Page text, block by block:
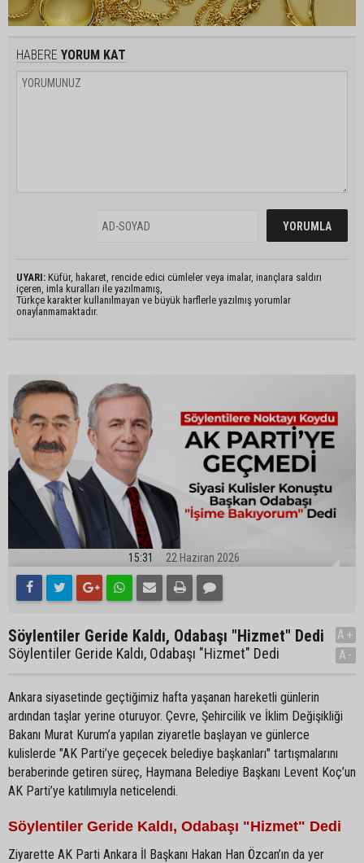
HABERE YORUM KAT
UYARI: Küfür, hakaret, rencide edici cümleler veya imalar, inançlara saldırı
içeren, imla kuralları ile yazılmamış,
Türkçe karakter kullanılmayan ve büyük harflerle yazılmış yorumlar
onaylanmamaktadır.
15:31 22 Haziran 2026
Söylentiler Geride Kaldı, Odabaşı "Hizmet" Dedi
Söylentiler Geride Kaldı, Odabaşı "Hizmet" Dedi
A+
A-
Ankara siyasetinde geçtiğimiz hafta yaşanan hareketli günlerin
ardından taşlar yerine oturuyor. Çevre, Şehircilik ve İklim Değişikliği
Bakanı Murat Kurum’a yapılan ziyaretle başlayan ve günlerce
kulislerde "AK Parti’ye geçecek belediye başkanları" tartışmalarını
beraberinde getiren süreç, Haymana Belediye Başkanı Levent Koç’un
AK Parti’ye katılımıyla neticelendi.
Söylentiler Geride Kaldı, Odabaşı "Hizmet" Dedi
Ziyarette AK Parti Ankara İl Başkanı Hakan Han Özcan’ın da yer